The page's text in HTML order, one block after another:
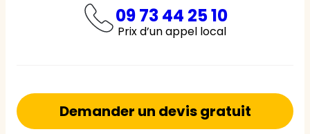
09 73 44 25 10
Prix d’un appel local
Demander un devis gratuit